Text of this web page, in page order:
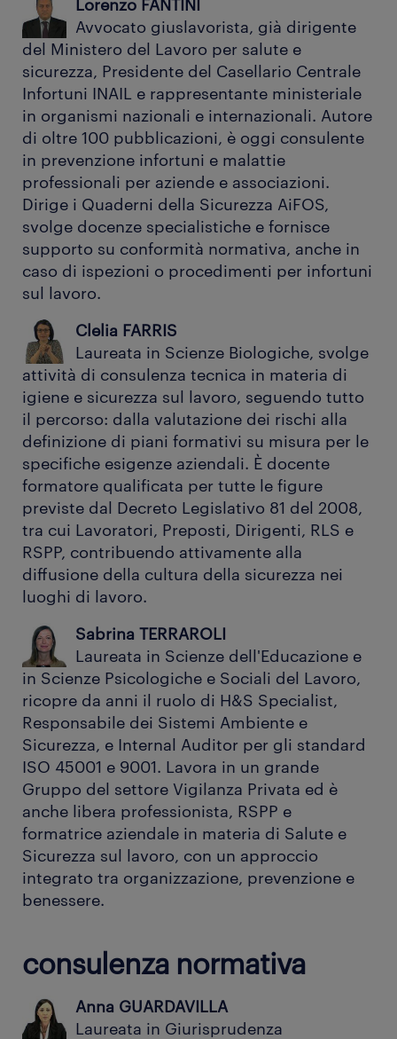
Lorenzo FANTINI
Avvocato giuslavorista, già dirigente
del Ministero del Lavoro per salute e
sicurezza, Presidente del Casellario Centrale
Infortuni INAIL e rappresentante ministeriale
in organismi nazionali e internazionali. Autore
di oltre 100 pubblicazioni, è oggi consulente
in prevenzione infortuni e malattie
professionali per aziende e associazioni.
Dirige i Quaderni della Sicurezza AiFOS,
svolge docenze specialistiche e fornisce
supporto su conformità normativa, anche in
caso di ispezioni o procedimenti per infortuni
sul lavoro.
Clelia FARRIS
Laureata in Scienze Biologiche, svolge
attività di consulenza tecnica in materia di
igiene e sicurezza sul lavoro, seguendo tutto
il percorso: dalla valutazione dei rischi alla
definizione di piani formativi su misura per le
specifiche esigenze aziendali. È docente
formatore qualificata per tutte le figure
previste dal Decreto Legislativo 81 del 2008,
tra cui Lavoratori, Preposti, Dirigenti, RLS e
RSPP, contribuendo attivamente alla
diffusione della cultura della sicurezza nei
luoghi di lavoro.
Sabrina TERRAROLI
Laureata in Scienze dell'Educazione e
in Scienze Psicologiche e Sociali del Lavoro,
ricopre da anni il ruolo di H&S Specialist,
Responsabile dei Sistemi Ambiente e
Sicurezza, e Internal Auditor per gli standard
ISO 45001 e 9001. Lavora in un grande
Gruppo del settore Vigilanza Privata ed è
anche libera professionista, RSPP e
formatrice aziendale in materia di Salute e
Sicurezza sul lavoro, con un approccio
integrato tra organizzazione, prevenzione e
benessere.
consulenza normativa
Anna GUARDAVILLA
Laureata in Giurisprudenza